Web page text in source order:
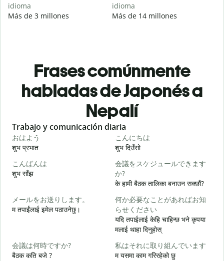
idioma
Más de 3 millones
idioma
Más de 14 millones
Frases comúnmente
habladas de Japonés a
Nepalí
Slide 1 of 6
Trabajo y comunicación diaria
おはよう
शुभ प्रभात
こんにちは
शुभ दिउँसो
こんばんは
शुभ साँझ
会議をスケジュールできます
か?
के हामी बैठक तालिका बनाउन सक्छौं?
メールをお送りします。
म तपाईंलाई इमेल पठाउनेछु।
何か必要なことがあればお知
らせください
यदि तपाईलाई केहि चाहिन्छ भने कृपया
मलाई थाहा दिनुहोस्
会議は何時ですか?
बैठक कति बजे ?
私はそれに取り組んでいます
म यसमा काम गरिरहेको छु